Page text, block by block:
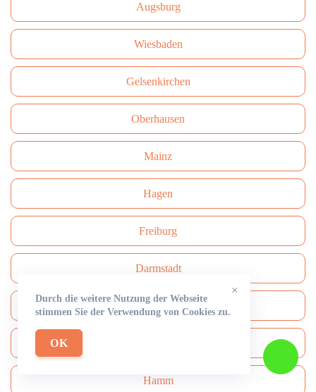
Augsburg
Wiesbaden
Gelsenkirchen
Oberhausen
Mainz
Hagen
Freiburg
Darmstadt
Сhemnitz
Hamm
×
Durch die weitere Nutzung der Webseite
stimmen Sie der Verwendung von Cookies zu.
OK